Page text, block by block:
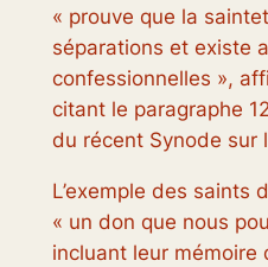
« prouve que la
séparations et existe
confessionnelles »,
citant le paragraphe
du récent Synode sur
L’exemple des saints
« un don que nous
incluant leur mémoire